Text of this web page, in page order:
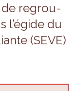
de regrou­
l’égide du
(SEVE)